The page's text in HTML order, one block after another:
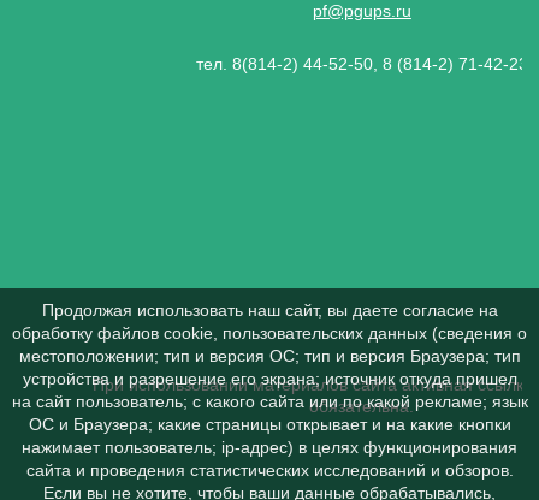
pf@pgups.ru
тел. 8(814-2) 44-52-50, 8 (814-2) 71-42-23
При использовании материалов сайта активная ссылка
обязательна.
Продолжая использовать наш сайт, вы даете согласие на
обработку файлов cookie, пользовательских данных (сведения о
местоположении; тип и версия ОС; тип и версия Браузера; тип
устройства и разрешение его экрана; источник откуда пришел
на сайт пользователь; с какого сайта или по какой рекламе; язык
ОС и Браузера; какие страницы открывает и на какие кнопки
нажимает пользователь; ip-адрес) в целях функционирования
сайта и проведения статистических исследований и обзоров.
Если вы не хотите, чтобы ваши данные обрабатывались,